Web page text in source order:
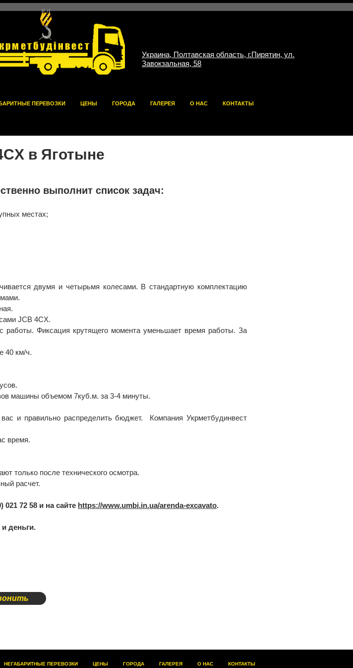
Украина, Полтавская область, г.Пирятин, ул.
Завокзальная, 58
ПЕРЕВОЗКИ ЦЕНЫ ГОРОДА ГАЛЕРЕЯ О НАС КОНТАКТЫ
в Яготыне
выполнит список задач:
местах;
двумя и четырьмя колесами. В стандартную комплектацию
JCB 4CX.
работы. Фиксация крутящего момента уменьшает время работы. За
40 км/ч.
машины объемом 7куб.м. за 3-4 минуты.
и правильно распределить бюджет. Компания Укрметбудинвест
время.
только после технического осмотра.
расчет.
72 58 и на сайте https://www.umbi.in.ua/arenda-excavato.
деньги.
НЕГАБАРИТНЫЕ ПЕРЕВОЗКИ ЦЕНЫ ГОРОДА ГАЛЕРЕЯ О НАС КОНТАКТЫ